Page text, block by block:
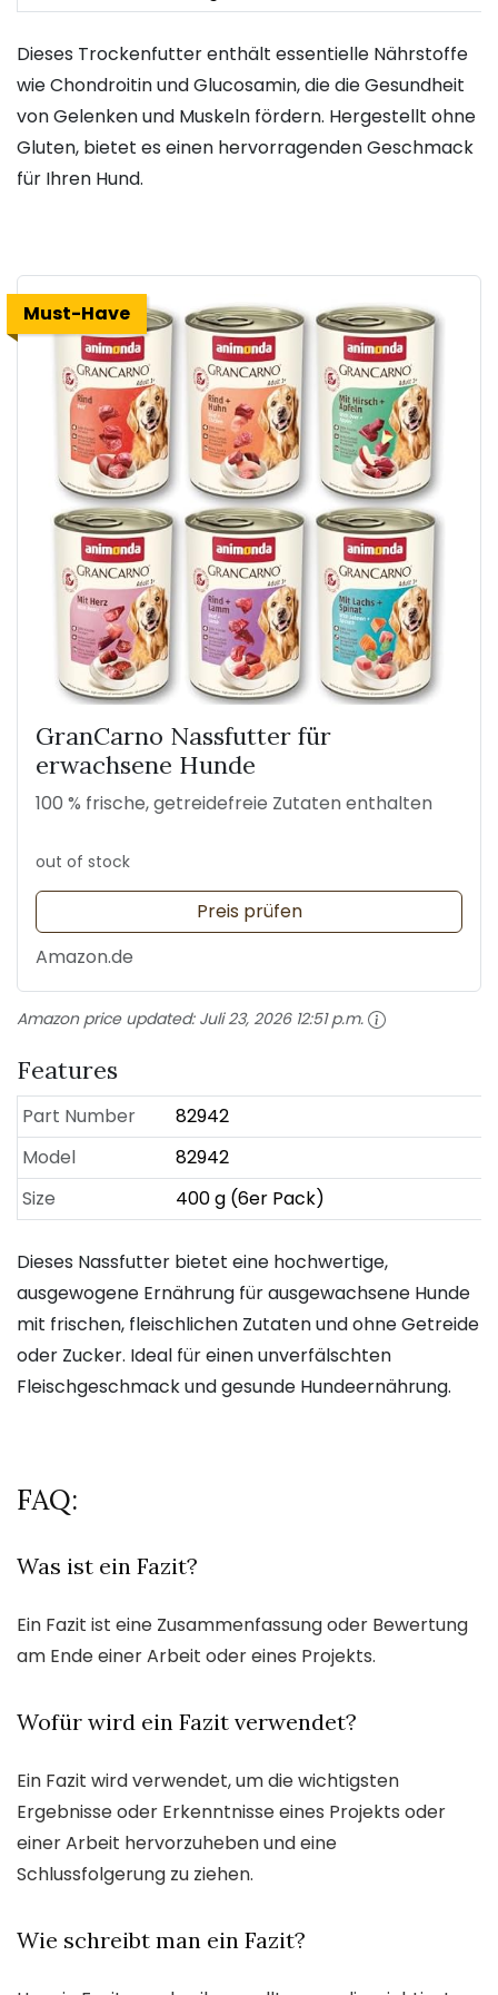
Dieses Trockenfutter enthält essentielle Nährstoffe
wie Chondroitin und Glucosamin, die die Gesundheit
von Gelenken und Muskeln fördern. Hergestellt ohne
Gluten, bietet es einen hervorragenden Geschmack
für Ihren Hund.
Must-Have
GranCarno Nassfutter für
erwachsene Hunde
100 % frische, getreidefreie Zutaten enthalten
out of stock
Preis prüfen
Amazon.de
Amazon price updated: Juli 23, 2026 12:51 p.m.
Features
Part Number
82942
Model
82942
Size
400 g (6er Pack)
Dieses Nassfutter bietet eine hochwertige,
ausgewogene Ernährung für ausgewachsene Hunde
mit frischen, fleischlichen Zutaten und ohne Getreide
oder Zucker. Ideal für einen unverfälschten
Fleischgeschmack und gesunde Hundeernährung.
FAQ:
Was ist ein Fazit?
Ein Fazit ist eine Zusammenfassung oder Bewertung
am Ende einer Arbeit oder eines Projekts.
Wofür wird ein Fazit verwendet?
Ein Fazit wird verwendet, um die wichtigsten
Ergebnisse oder Erkenntnisse eines Projekts oder
einer Arbeit hervorzuheben und eine
Schlussfolgerung zu ziehen.
Wie schreibt man ein Fazit?